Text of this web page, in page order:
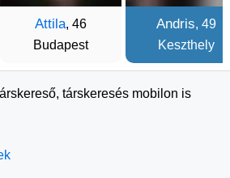
Attila, 46
Budapest
Andris, 49
Keszthely
társkeresés mobilon is